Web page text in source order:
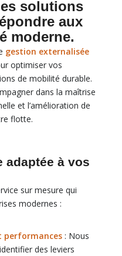
solutions
aux
moderne.
gestion externalisée
optimiser vos
de mobilité durable.
dans la maîtrise
et l’amélioration de
flotte.
adaptée à vos
sur mesure qui
modernes :
performances : Nous
des leviers